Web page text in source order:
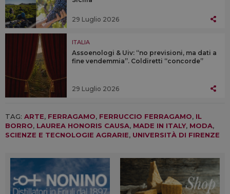
29 Luglio 2026
ITALIA
Assoenologi & Uiv: “no previsioni, ma dati a
fine vendemmia”. Coldiretti “concorde”
29 Luglio 2026
TAG: ARTE, FERRAGAMO, FERRUCCIO FERRAGAMO, IL
BORRO, LAUREA HONORIS CAUSA, MADE IN ITALY, MODA,
SCIENZE E TECNOLOGIE AGRARIE, UNIVERSITÀ DI FIRENZE